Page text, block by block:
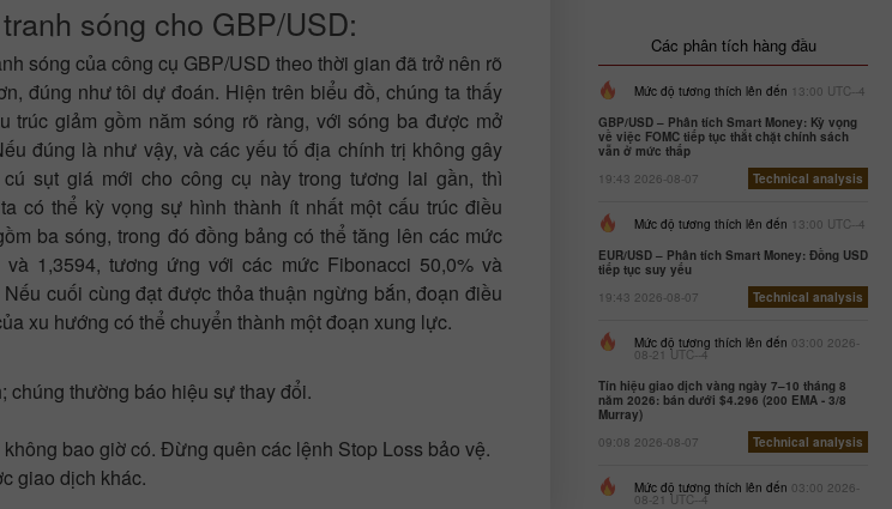
sóng cho GBP/USD:
sóng của công cụ GBP/USD theo thời gian đã trở nên rõ
đúng như tôi dự đoán. Hiện trên biểu đồ, chúng ta thấy
trúc giảm gồm năm sóng rõ ràng, với sóng ba được mở
đúng là như vậy, và các yếu tố địa chính trị không gây
cú sụt giá mới cho công cụ này trong tương lai gần, thì
có thể kỳ vọng sự hình thành ít nhất một cấu trúc điều
ba sóng, trong đó đồng bảng có thể tăng lên các mức
và 1,3594, tương ứng với các mức Fibonacci 50,0% và
Nếu cuối cùng đạt được thỏa thuận ngừng bắn, đoạn điều
xu hướng có thể chuyển thành một đoạn xung lực.
chúng thường báo hiệu sự thay đổi.
bao giờ có. Đừng quên các lệnh Stop Loss bảo vệ.
giao dịch khác.
Các phân tích hàng đầu
Mức độ tương thích lên đến 13:00 UTC--4
GBP/USD – Phân tích Smart Money: Kỳ vọng
về việc FOMC tiếp tục thắt chặt chính sách
vẫn ở mức thấp
19:43 2026-08-07
Technical analysis
Mức độ tương thích lên đến 13:00 UTC--4
EUR/USD – Phân tích Smart Money: Đồng USD
tiếp tục suy yếu
19:43 2026-08-07
Technical analysis
Mức độ tương thích lên đến 03:00 2026-
08-21 UTC--4
Tín hiệu giao dịch vàng ngày 7–10 tháng 8
năm 2026: bán dưới $4.296 (200 EMA - 3/8
Murray)
09:08 2026-08-07
Technical analysis
Mức độ tương thích lên đến 03:00 2026-
08-21 UTC--4